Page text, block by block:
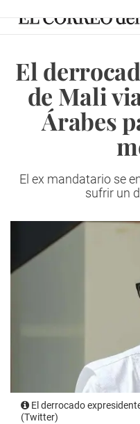
El
de Mali
Árabes
El ex mandatario se
sufrir un
El derrocado
(Twitter)